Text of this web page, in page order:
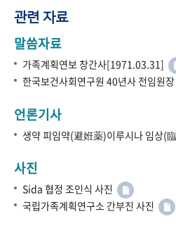
관련 자료
말씀자료
가족계획연보 창간사[1971.03.31]
한국보건사회연구원 40년사 전임원
언론기사
생약 피임약(避姙薬)이루시나 임상
사진
Sida 협정 조인식 사진
국립가족계획연구소 간부진 사진